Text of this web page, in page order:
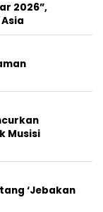
2026”,
Musisi
‘Jebakan